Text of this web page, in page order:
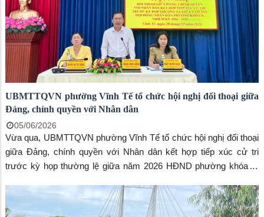
UBMTTQVN phường Vĩnh Tế tổ chức hội nghị đối thoại giữa
Đảng, chính quyền với Nhân dân
05/06/2026
Vừa qua, UBMTTQVN phường Vĩnh Tế tổ chức hội nghị đối thoại
giữa Đảng, chính quyền với Nhân dân kết hợp tiếp xúc cử tri
trước kỳ họp thường lệ giữa năm 2026 HĐND phường khóa II,
Công Cường, Bí thư Đảng ủy, Chủ tịch HĐND phường, đồng chí
Ngô Thị Mỹ Ngọc, phó Bí thư Đảng ủy, Chủ tịch UBND phường,